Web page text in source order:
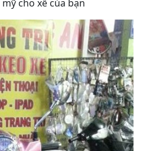
cho xế của bạn